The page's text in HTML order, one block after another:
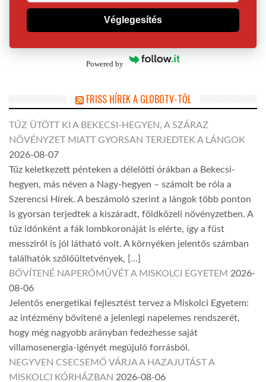
Véglegesítés
Powered by
FRISS HÍREK A GLOBOTV-TŐL
TŰZ ÜTÖTT KI A BEKECSI-HEGYEN, A SZÁRAZ
NÖVÉNYZET MIATT GYORSAN TERJEDTEK A LÁNGOK
2026-08-07
Tűz keletkezett pénteken a délelőtti órákban a Bekecsi-
hegyen, más néven a Nagy-hegyen – számolt be róla a
Szerencsi Hírek. A beszámoló szerint a lángok több ponton
is gyorsan terjedtek a kiszáradt, földközeli növényzetben. A
tűz időnként a fák lombkoronáját is elérte, így a füst
messziről is jól látható volt. A környéken jelentős számban
találhatók szőlőültetvények, […]
BŐVÍTENÉ NAPERŐMŰVÉT A MISKOLCI EGYETEM 2026-
08-06
Jelentős energetikai fejlesztést tervez a Miskolci Egyetem:
az intézmény bővítené a jelenlegi napelemes rendszerét,
hogy még nagyobb arányban fedezhesse saját
villamosenergia-igényét megújuló forrásból.
NEGYVEN CSECSEMŐ VÁRJA A HAZAJUTÁST A
MISKOLCI KÓRHÁZBAN 2026-08-06